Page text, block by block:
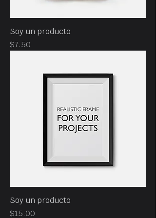
Soy un producto
Precio
$7.50
Soy un producto
Precio
$15.00